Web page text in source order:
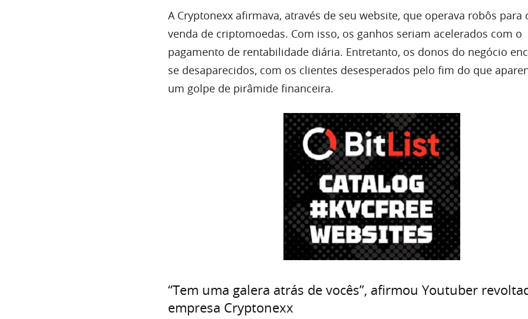
A Cryptonexx afirmava, através de seu website, que operava robôs para
venda de criptomoedas. Com isso, os ganhos seriam acelerados com o
pagamento de rentabilidade diária. Entretanto, os donos do negócio
se desaparecidos, com os clientes desesperados pelo fim do que
um golpe de pirâmide financeira.
“Tem uma galera atrás de vocês”, afirmou Youtuber
empresa Cryptonexx